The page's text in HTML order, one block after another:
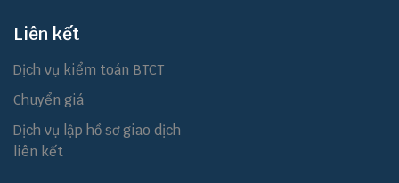
Liên kết
Dịch vụ kiểm toán BTCT
Chuyển giá
Dịch vụ lập hồ sơ giao dịch
liên kết